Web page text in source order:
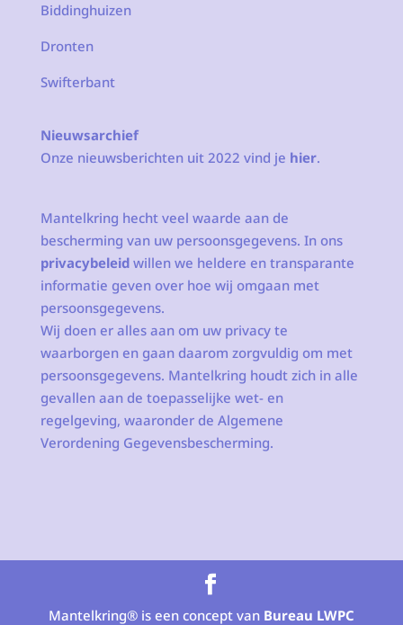
Biddinghuizen
Dronten
Swifterbant
Nieuwsarchief
Onze nieuwsberichten uit 2022 vind je hier.
Mantelkring hecht veel waarde aan de
bescherming van uw persoonsgegevens. In ons
privacybeleidwillen we heldere en transparante
informatie geven over hoe wij omgaan met
persoonsgegevens.
Wij doen er alles aan om uw privacy te
waarborgen en gaan daarom zorgvuldig om met
persoonsgegevens. Mantelkring houdt zich in alle
gevallen aan de toepasselijke wet- en
regelgeving, waaronder de Algemene
Verordening Gegevensbescherming.
Mantelkring® is een concept van Bureau LWPC